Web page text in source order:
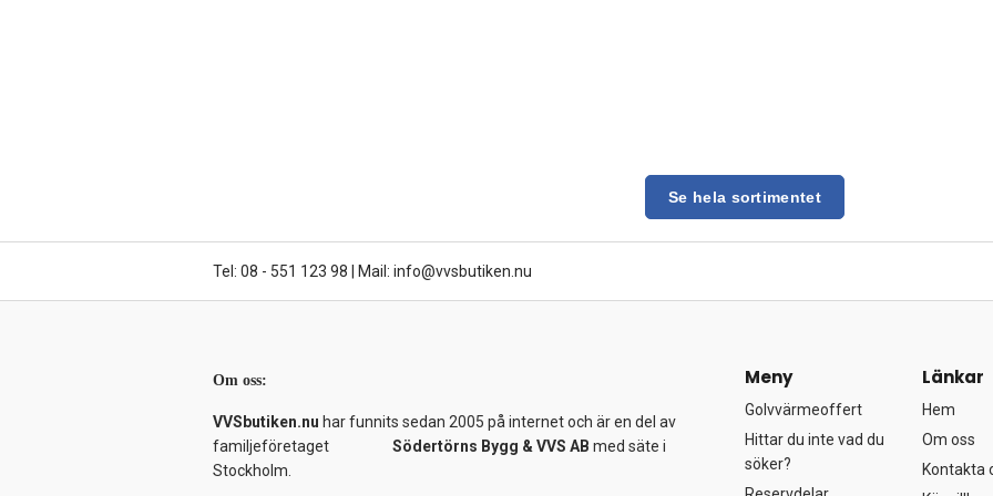
Se hela sortimentet
Tel: 08 - 551 123 98 Mail: info@vvsbutiken.nu
Om oss:
VVSbutiken.nu har funnits sedan 2005 på internet och är en del av
familjeföretaget Södertörns Bygg & VVS AB med säte i
Stockholm.
Meny
Golvvärmeoffert
Hittar du inte vad du
söker?
Länkar
Hem
Om oss
Kontakta